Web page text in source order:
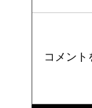
コメント